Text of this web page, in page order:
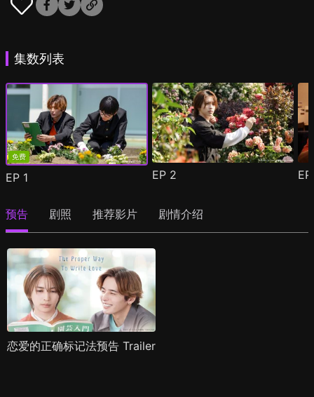
集数列表
免费
EP 1 EP 2
预告 剧照 推荐影片 剧情介绍
恋爱的正确标记法预告 Trailer